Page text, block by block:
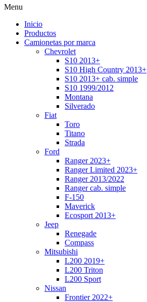
Menu
Inicio
Productos
Camionetas por marca
Chevrolet
S10 2013+
S10 High Country 2013+
S10 2013+ cab. simple
S10 1999/2012
Montana
Silverado
Fiat
Toro
Titano
Strada
Ford
Ranger 2023+
Ranger Limited 2023+
Ranger 2013/2022
Ranger cab. simple
F-150
Maverick
Ecosport 2013+
Jeep
Renegade
Compass
Mitsubishi
L200 2019+
L200 Triton
L200 Sport
Nissan
Frontier 2022+